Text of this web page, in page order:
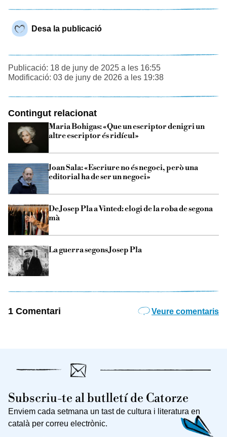
Desa la publicació
Publicació: 18 de juny de 2025 a les 16:55
Modificació: 03 de juny de 2026 a les 19:38
Contingut relacionat
Maria Bohigas: «Que un escriptor denigri un
altre escriptor és ridícul»
Joan Sala: «Escriure no és negoci, però una
editorial ha de ser un negoci»
De Josep Pla a Vinted: elogi de la roba de segona
mà
La guerra segons Josep Pla
1 Comentari Veure comentaris
Subscriu-te al butlletí de Catorze
Enviem cada setmana un tast de cultura i literatura en
català per correu electrònic.